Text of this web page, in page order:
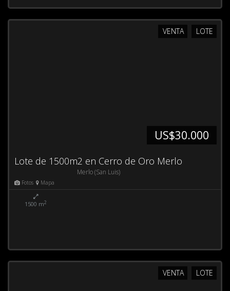
LOTE
VENTA
US$30.000
Lote de 1500m2 en Cerro de Oro Merlo
Merlo (San Luis)
Fotos Mapa
1500 m2
LOTE
VENTA